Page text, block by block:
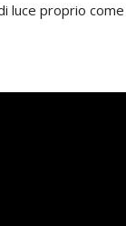
luce proprio